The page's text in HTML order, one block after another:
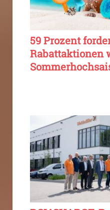
59 Prozent
Rabattaktionen